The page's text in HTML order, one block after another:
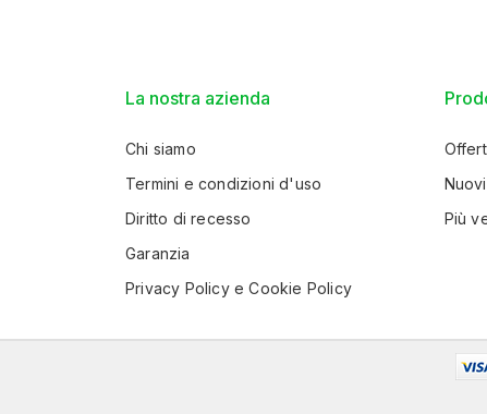
La nostra azienda
Chi siamo
Termini e condizioni d'uso
Diritto di recesso
Garanzia
Privacy Policy e Cookie Policy
Più